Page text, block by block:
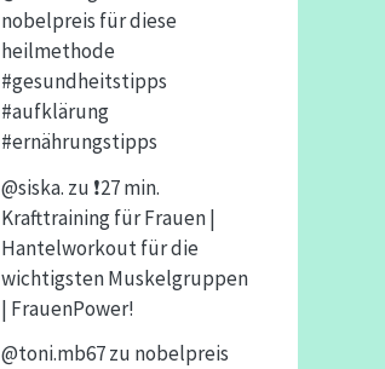
nobelpreis für diese
heilmethode
#gesundheitstipps
#aufklärung
#ernährungstipps
@siska. zu ❗️27 min.
Krafttraining für Frauen |
Hantelworkout für die
wichtigsten Muskelgruppen
| FrauenPower!
@toni.mb67zu nobelpreis